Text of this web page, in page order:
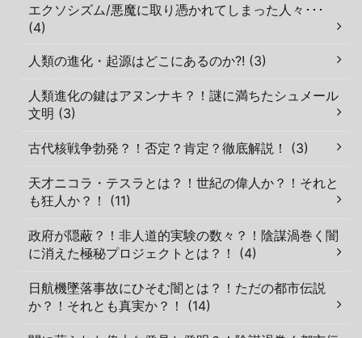
エクソシズム/悪魔に取り憑かれてしまった人々･･･
(4)
人類の進化・起源はどこにあるのか?! (3)
人類進化の鍵はアヌンナキ？！謎に満ちたシュメール
文明 (3)
古代核戦争勃発？！否定？肯定？徹底解説！ (3)
天才ニコラ・テスラとは？！世紀の偉人か？！それと
も狂人か？！ (11)
政府が隠蔽？！非人道的実験の数々？！陰謀渦巻く闇
に消えた極秘プロジェクトとは？！ (4)
日航機墜落事故にひそむ闇とは？！ただの都市伝説
か？！それとも真実か？！ (14)